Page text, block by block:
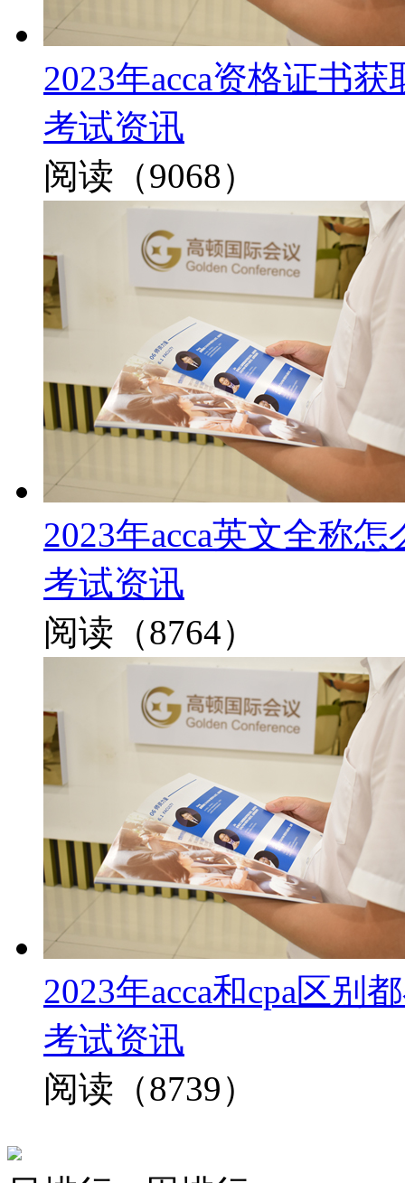
2023年acca资格证书
考试资讯
阅读（9068）
2023年acca英文全称
考试资讯
阅读（8764）
2023年acca和cpa区别
考试资讯
阅读（8739）